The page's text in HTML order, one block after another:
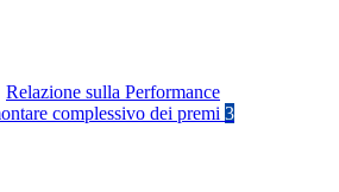
Relazione sulla Performance
complessivo dei premi 3